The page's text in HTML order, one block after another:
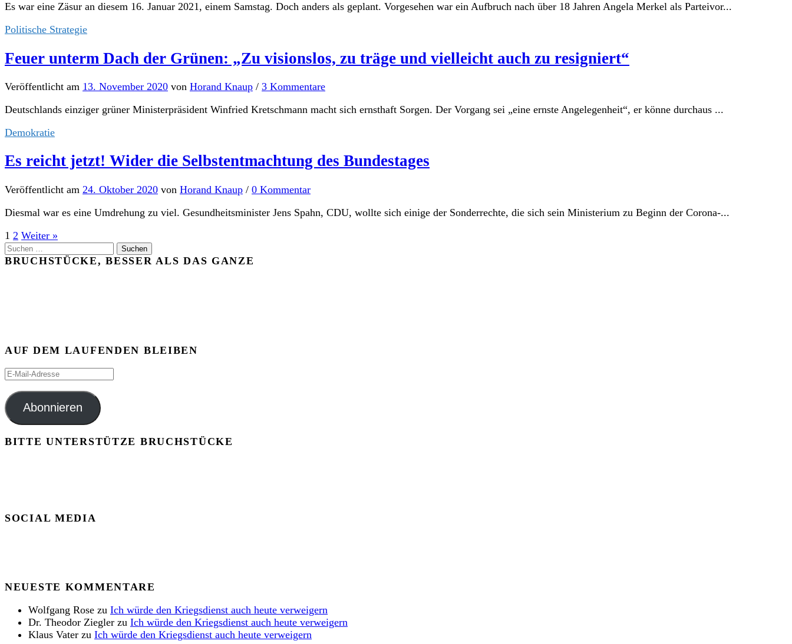
Es war eine Zäsur an diesem 16. Januar 2021, einem Samstag. Doch anders als geplant. Vorgesehen war ein Aufbruch nach über 18 Jahren Angela Merkel als Parteivor...
Politische Strategie
Feuer unterm Dach der Grünen: „Zu visionslos, zu träge und vielleicht auch zu resigniert“
Veröffentlicht am 13. November 2020 von Horand Knaup / 3 Kommentare
Deutschlands einziger grüner Ministerpräsident Winfried Kretschmann macht sich ernsthaft Sorgen. Der Vorgang sei „eine ernste Angelegenheit“, er könne durchaus ...
Demokratie
Es reicht jetzt! Wider die Selbstentmachtung des Bundestages
Veröffentlicht am 24. Oktober 2020 von Horand Knaup / 0 Kommentar
Diesmal war es eine Umdrehung zu viel. Gesundheitsminister Jens Spahn, CDU, wollte sich einige der Sonderrechte, die sich sein Ministerium zu Beginn der Corona-...
Seitennummerierung
der
1 2 Weiter »
Suchen
nach:
BRUCHSTÜCKE, BESSER ALS DAS GANZE
AUF DEM LAUFENDEN BLEIBEN
E-
Adresse
Abonnieren
BITTE UNTERSTÜTZE BRUCHSTÜCKE
SOCIAL MEDIA
NEUESTE KOMMENTARE
Wolfgang Rose zu Ich würde den Kriegsdienst auch heute verweigern
Dr. Theodor Ziegler zu Ich würde den Kriegsdienst auch heute verweigern
Klaus Vater zu Ich würde den Kriegsdienst auch heute verweigern